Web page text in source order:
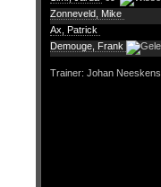
Zonneveld, Mike
Ax, Patrick
Demouge, Frank
Trainer: Johan Neeskens